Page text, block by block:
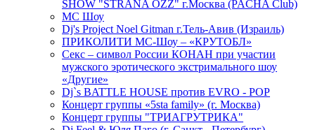
SHOW "STRANA OZZ" г.Москва (PACHA Club)
MC Шоу
Dj's Project Noel Gitman г.Тель-Авив (Израиль)
ПРИКОЛИТИ МС-Шоу – «КРУТОБЛ»
Секс – символ России КОНАН при участии
мужского эротического экстримального шоу
«Другие»
Dj`s BATTLE HOUSE против EVRO - POP
Концерт группы «5sta family» (г. Москва)
Концерт группы "ТРИАГРУТРИКА"